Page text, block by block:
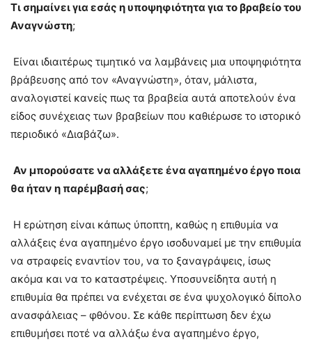
Τι σημαίνει για εσάς η υποψηφιότητα για το βραβείο του
Αναγνώστη;
Είναι ιδιαιτέρως τιμητικό να λαμβάνεις μια υποψηφιότητα
βράβευσης από τον «Αναγνώστη», όταν, μάλιστα,
αναλογιστεί κανείς πως τα βραβεία αυτά αποτελούν ένα
είδος συνέχειας των βραβείων που καθιέρωσε το ιστορικό
περιοδικό «Διαβάζω».
Αν μπορούσατε να αλλάξετε ένα αγαπημένο έργο ποια
θα ήταν η παρέμβασή σας;
Η ερώτηση είναι κάπως ύποπτη, καθώς η επιθυμία να
αλλάξεις ένα αγαπημένο έργο ισοδυναμεί με την επιθυμία
να στραφείς εναντίον του, να το ξαναγράψεις, ίσως
ακόμα και να το καταστρέψεις. Υποσυνείδητα αυτή η
επιθυμία θα πρέπει να ενέχεται σε ένα ψυχολογικό δίπολο
ανασφάλειας – φθόνου. Σε κάθε περίπτωση δεν έχω
επιθυμήσει ποτέ να αλλάξω ένα αγαπημένο έργο,